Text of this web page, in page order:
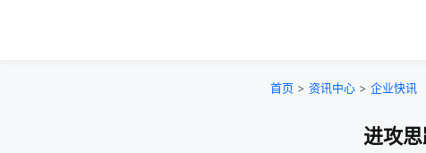
首页 > 资讯中心 > 企业快讯
进攻